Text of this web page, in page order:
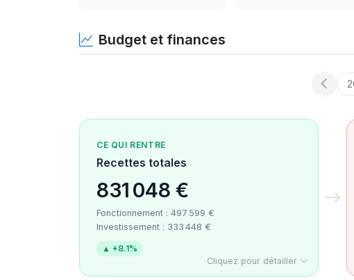
Budget et finances
CE QUI RENTRE
Recettes totales
831 048 €
Fonctionnement : 497 599 €
Investissement : 333 448 €
▲ +8.1%
Cliquez pour détailler